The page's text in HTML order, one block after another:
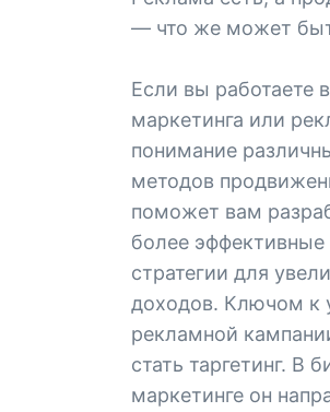
— что же может
Если вы работаете
маркетинга или
понимание
методов
поможет вам
более эффективные
стратегии для
доходов. Ключом к
рекламной
стать таргетинг. В
маркетинге он